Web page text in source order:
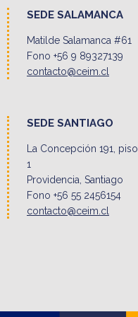
SEDE SALAMANCA
Matilde Salamanca #61
Fono +56 9 89327139
contacto@ceim.cl
SEDE SANTIAGO
La Concepción 191, piso
1
Providencia, Santiago
Fono +56 55 2456154
contacto@ceim.cl